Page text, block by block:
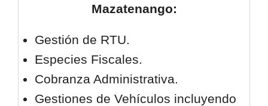
Mazatenango:
Gestión de RTU.
Especies Fiscales.
Cobranza Administrativa.
Gestiones de Vehículos incluyendo